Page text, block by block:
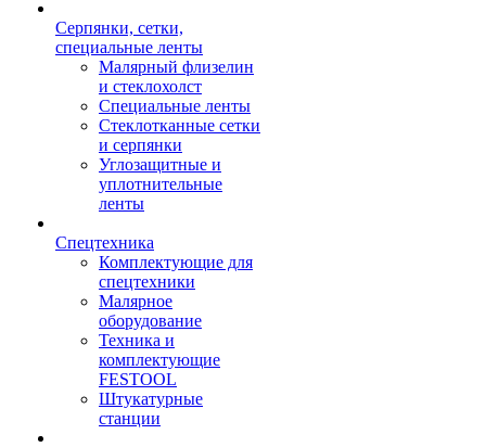
Серпянки, сетки,
специальные ленты
Малярный флизелин
и стеклохолст
Специальные ленты
Стеклотканные сетки
и серпянки
Углозащитные и
уплотнительные
ленты
Спецтехника
Комплектующие для
спецтехники
Малярное
оборудование
Техника и
комплектующие
FESTOOL
Штукатурные
станции